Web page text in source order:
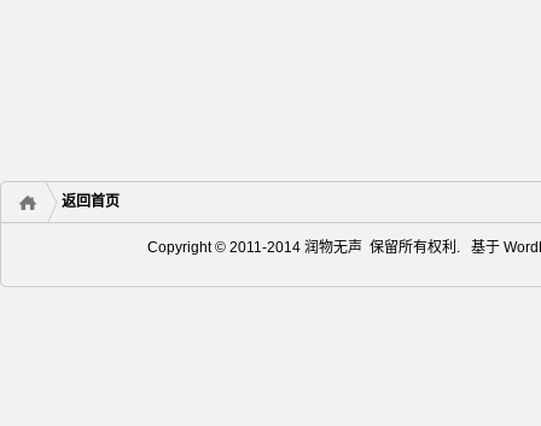
返回首页
Copyright © 2011-2014 润物无声 保留所有权利. 基于